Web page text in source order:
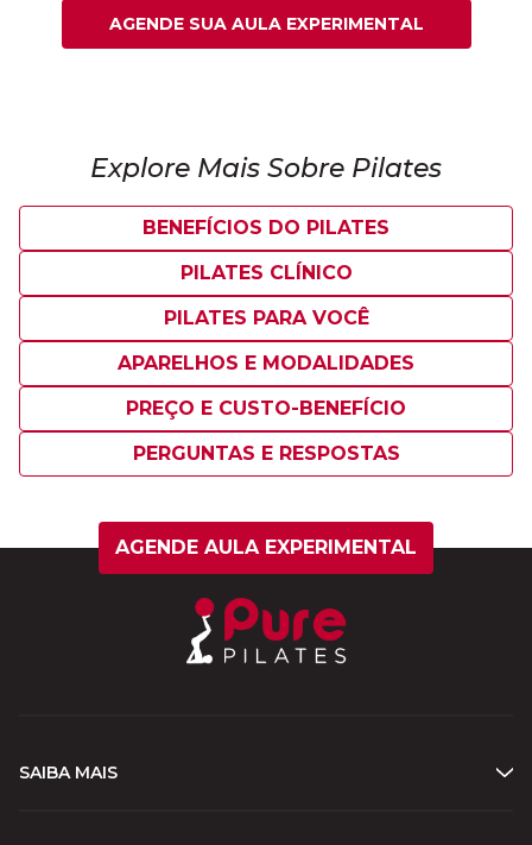
AGENDE SUA AULA EXPERIMENTAL
Explore Mais Sobre Pilates
BENEFÍCIOS DO PILATES
PILATES CLÍNICO
PILATES PARA VOCÊ
APARELHOS E MODALIDADES
PREÇO E CUSTO-BENEFÍCIO
PERGUNTAS E RESPOSTAS
AGENDE AULA EXPERIMENTAL
SAIBA MAIS